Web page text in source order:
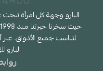
البارو وجهة كل امرأة تبحث